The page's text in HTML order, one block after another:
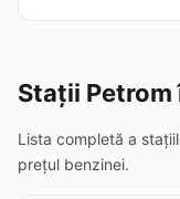
Stații Petrom
Lista completă a
prețul benzinei.